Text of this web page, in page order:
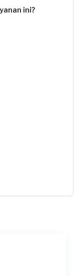
ini?